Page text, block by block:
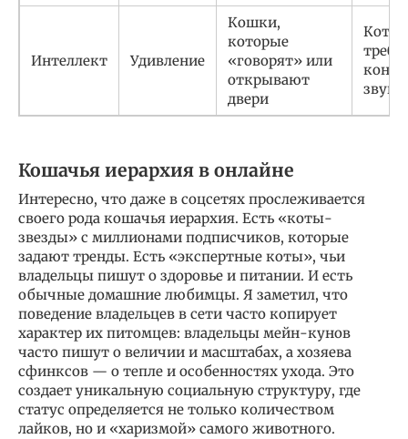
Интеллект Удивление
Кошки,
которые
«говорят» или
открывают
двери
Кот,
Кошачья иерархия в онлайне
Интересно, что даже в соцсетях прослеживается
своего рода кошачья иерархия. Есть «коты-
звезды» с миллионами подписчиков, которые
задают тренды. Есть «экспертные коты», чьи
владельцы пишут о здоровье и питании. И есть
обычные домашние любимцы. Я заметил, что
поведение владельцев в сети часто копирует
характер их питомцев: владельцы мейн-кунов
часто пишут о величии и масштабах, а хозяева
сфинксов — о тепле и особенностях ухода. Это
создает уникальную социальную структуру, где
статус определяется не только количеством
лайков, но и «харизмой» самого животного.